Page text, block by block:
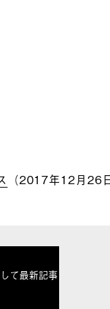
（2017年12月26
て最新記事